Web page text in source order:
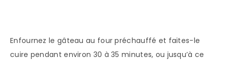
Enfournez le gâteau au four préchauffé et faites-le
cuire pendant environ 30 à 35 minutes, ou jusqu’à ce